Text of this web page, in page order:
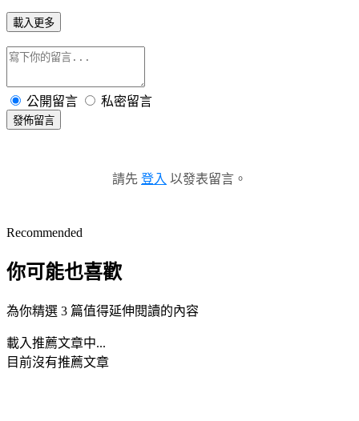
載入更多
公開留言 私密留言
發佈留言
請先 登入 以發表留言。
Recommended
你可能也喜歡
為你精選 3 篇值得延伸閱讀的內容
載入推薦文章中...
目前沒有推薦文章